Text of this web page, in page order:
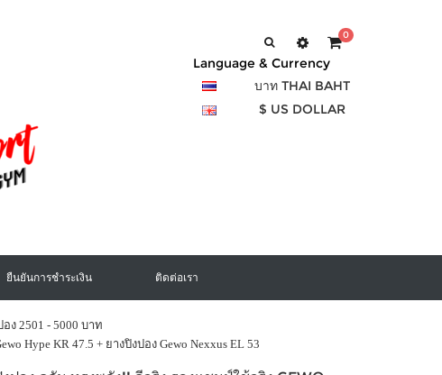
0
Language & Currency
บาท THAI BAHT
$ US DOLLAR
ยืนยันการชำระเงิน ติดต่อเรา
2501 - 5000 บาท
Hype KR 47.5 + ยางปิงปอง Gewo Nexxus EL 53